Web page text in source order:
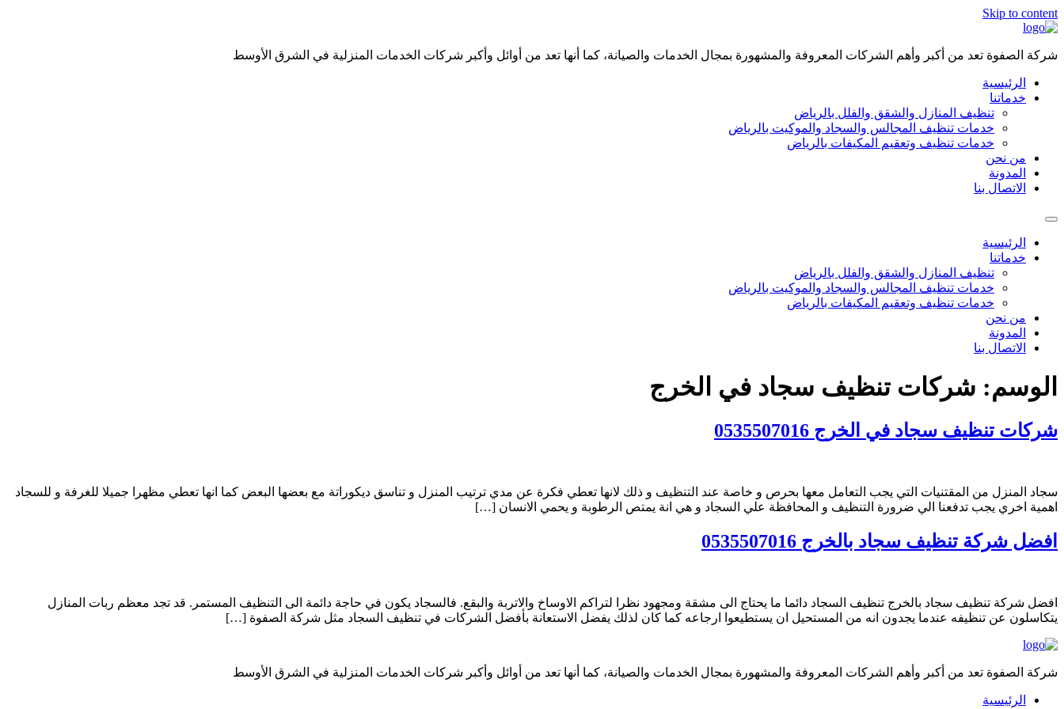
Skip to content
شركة الصفوة تعد من أكبر وأهم الشركات المعروفة والمشهورة بمجال الخدمات والصيانة، كما أنها تعد من أوائل وأكبر شركات الخدمات المنزلية في الشرق الأوسط
الرئيسية
خدماتنا
تنظيف المنازل والشقق والفلل بالرياض
خدمات تنظيف المجالس والسجاد والموكيت بالرياض
خدمات تنظيف وتعقيم المكيفات بالرياض
من نحن
المدونة
الاتصال بنا
الرئيسية
خدماتنا
تنظيف المنازل والشقق والفلل بالرياض
خدمات تنظيف المجالس والسجاد والموكيت بالرياض
خدمات تنظيف وتعقيم المكيفات بالرياض
من نحن
المدونة
الاتصال بنا
الوسم: شركات تنظيف سجاد في الخرج
شركات تنظيف سجاد في الخرج 0535507016
سجاد المنزل من المقتنيات التي يجب التعامل معها بحرص و خاصة عند التنظيف و ذلك لانها تعطي فكرة عن مدي ترتيب المنزل و تناسق ديكوراتة مع بعضها البعض كما انها تعطي مظهرا جميلا للغرفة و للسجاد
اهمية اخري يجب تدفعنا الي ضرورة التنظيف و المحافظة علي السجاد و هي انة يمتص الرطوبة و يحمي الانسان […]
افضل شركة تنظيف سجاد بالخرج 0535507016
افضل شركة تنظيف سجاد بالخرج تنظيف السجاد دائما ما يحتاج الى مشقة ومجهود نظرا لتراكم الاوساخ والاتربة والبقع. فالسجاد يكون في حاجة دائمة الى التنظيف المستمر. قد تجد معظم ربات المنازل
يتكاسلون عن تنظيفه عندما يجدون انه من المستحيل ان يستطيعوا ارجاعه كما كان لذلك يفضل الاستعانة بأفضل الشركات في تنظيف السجاد مثل شركة الصفوة […]
شركة الصفوة تعد من أكبر وأهم الشركات المعروفة والمشهورة بمجال الخدمات والصيانة، كما أنها تعد من أوائل وأكبر شركات الخدمات المنزلية في الشرق الأوسط
الرئيسية